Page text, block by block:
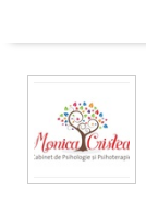
Cluj
Covasna